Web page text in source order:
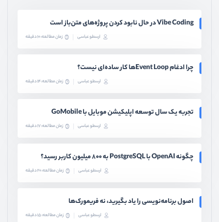
Vibe Coding در حال نابود کردن پروژه‌های متن‌باز است
ارسطو عباسی زمان مطالعه: 10 دقیقه
چرا ادغام Event Loopها کار ساده‌ای نیست؟
ارسطو عباسی زمان مطالعه: 14 دقیقه
تجربه یک سال توسعه اپلیکیشن موبایل با GoMobile
ارسطو عباسی زمان مطالعه: 17 دقیقه
چگونه OpenAI با PostgreSQL به ۸۰۰ میلیون کاربر رسید؟
ارسطو عباسی زمان مطالعه: 20 دقیقه
اصول برنامه‌نویسی را یاد بگیرید، نه فریمورک‌ها
ارسطو عباسی زمان مطالعه: 15 دقیقه